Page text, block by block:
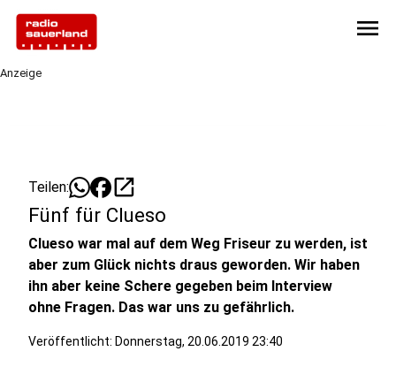
menu
Anzeige
Teilen: open_in_new
Fünf für Clueso
Clueso war mal auf dem Weg Friseur zu werden, ist
aber zum Glück nichts draus geworden. Wir haben
ihn aber keine Schere gegeben beim Interview
ohne Fragen. Das war uns zu gefährlich.
Veröffentlicht: Donnerstag, 20.06.2019 23:40